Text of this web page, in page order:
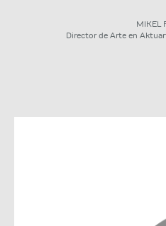
MIKEL
Director de Arte en